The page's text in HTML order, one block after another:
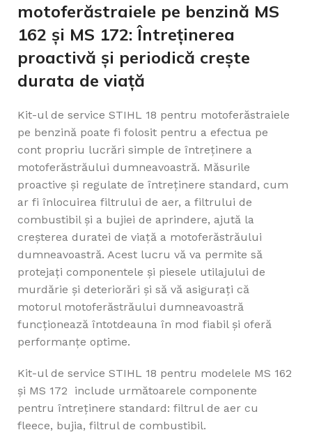
motoferăstraiele pe benzină MS
162 și MS 172: Întreținerea
proactivă și periodică crește
durata de viață
Kit-ul de service STIHL 18 pentru motoferăstraiele
pe benzină poate fi folosit pentru a efectua pe
cont propriu lucrări simple de întreținere a
motoferăstrăului dumneavoastră. Măsurile
proactive și regulate de întreținere standard, cum
ar fi înlocuirea filtrului de aer, a filtrului de
combustibil și a bujiei de aprindere, ajută la
creșterea duratei de viață a motoferăstrăului
dumneavoastră. Acest lucru vă va permite să
protejați componentele și piesele utilajului de
murdărie și deteriorări și să vă asigurați că
motorul motoferăstrăului dumneavoastră
funcționează întotdeauna în mod fiabil și oferă
performanțe optime.
Kit-ul de service STIHL 18 pentru modelele MS 162
și MS 172 include următoarele componente
pentru întreținere standard: filtrul de aer cu
fleece, bujia, filtrul de combustibil.